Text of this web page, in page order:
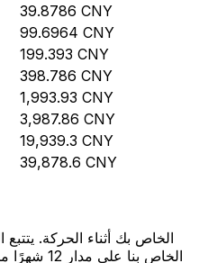
39.8786 CNY
99.6964 CNY
199.393 CNY
398.786 CNY
1,993.93 CNY
3,987.86 CNY
19,939.3 CNY
39,878.6 CNY